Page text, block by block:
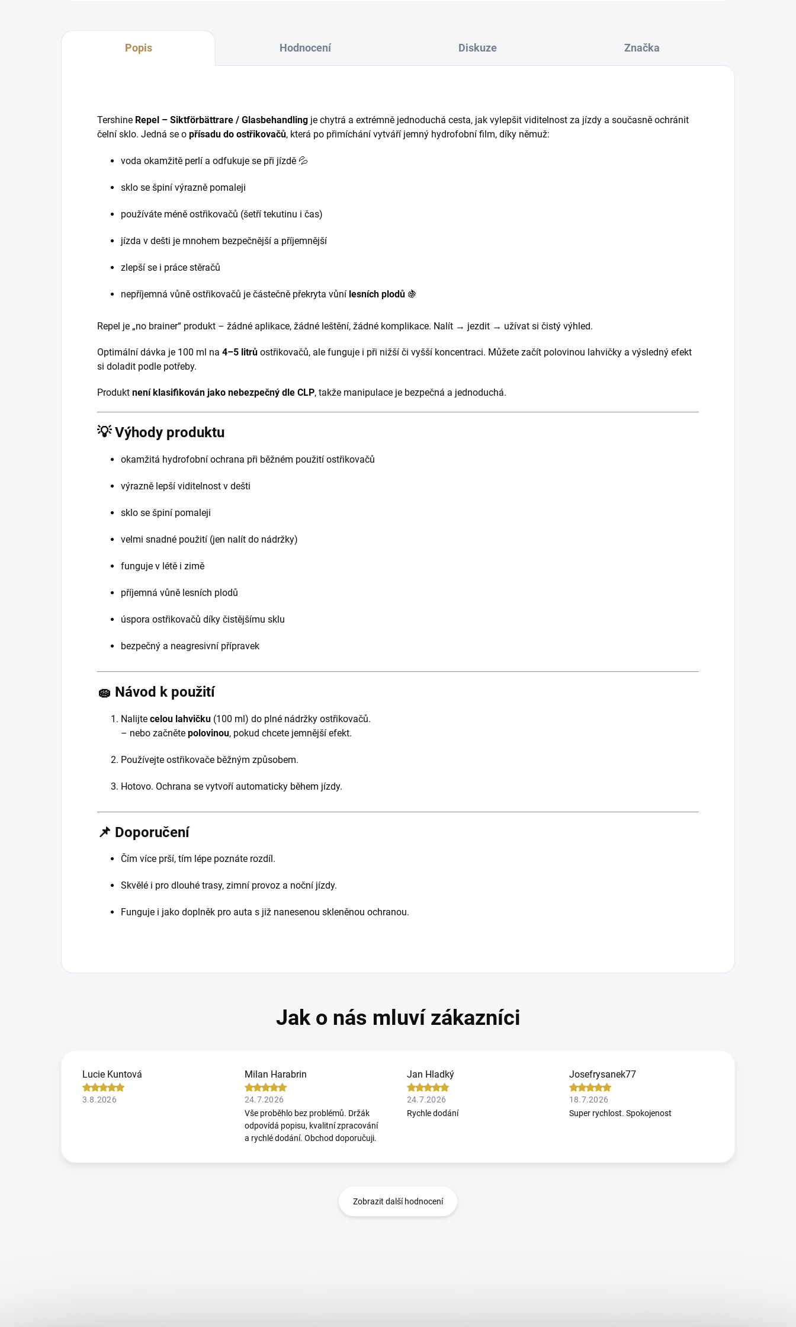
Popis Hodnocení Diskuze Značka
Tershine Repel – Siktförbättrare / Glasbehandling je chytrá a extrémně jednoduchá cesta, jak vylepšit viditelnost za jízdy a současně ochránit
čelní sklo. Jedná se o přísadu do ostřikovačů, která po přimíchání vytváří jemný hydrofobní film, díky němuž:
voda okamžitě perlí a odfukuje se při jízdě 💦
sklo se špiní výrazně pomaleji
používáte méně ostřikovačů (šetří tekutinu i čas)
jízda v dešti je mnohem bezpečnější a příjemnější
zlepší se i práce stěračů
nepříjemná vůně ostřikovačů je částečně překryta vůní lesních plodů 🍇
Repel je „no brainer“ produkt – žádné aplikace, žádné leštění, žádné komplikace. Nalít → jezdit → užívat si čistý výhled.
Optimální dávka je 100 ml na 4–5 litrů ostřikovačů, ale funguje i při nižší či vyšší koncentraci. Můžete začít polovinou lahvičky a výsledný efekt
si doladit podle potřeby.
Produkt není klasifikován jako nebezpečný dle CLP, takže manipulace je bezpečná a jednoduchá.
💡Výhody produktu
okamžitá hydrofobní ochrana při běžném použití ostřikovačů
výrazně lepší viditelnost v dešti
sklo se špiní pomaleji
velmi snadné použití (jen nalít do nádržky)
funguje v létě i zimě
příjemná vůně lesních plodů
úspora ostřikovačů díky čistějšímu sklu
bezpečný a neagresivní přípravek
🧽 Návod k použití
Nalijte celou lahvičku (100 ml) do plné nádržky ostřikovačů.
– nebo začněte polovinou, pokud chcete jemnější efekt.
Používejte ostřikovače běžným způsobem.
Hotovo. Ochrana se vytvoří automaticky během jízdy.
📌 Doporučení
Čím více prší, tím lépe poznáte rozdíl.
Skvělé i pro dlouhé trasy, zimní provoz a noční jízdy.
Funguje i jako doplněk pro auta s již nanesenou skleněnou ochranou.
Lucie Kuntová
3.8.2026
Milan Harabrin
24.7.2026
Vše proběhlo bez problémů. Držák
odpovídá popisu, kvalitní zpracování
a rychlé dodání. Obchod doporučuji.
Jan Hladký
24.7.2026
Rychle dodání
Josefrysanek77
18.7.2026
Super rychlost. Spokojenost
Zobrazit další hodnocení